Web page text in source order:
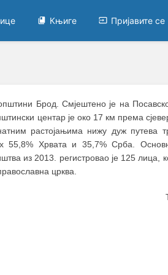
Књиге Пријавите се
Брод. Смјештено је на
центар је око 17 км према
растојањима нижу дуж путева
55,8% Хрвата и 35,7% Срба.
из 2013. регистровао је 125 лица,
црква.